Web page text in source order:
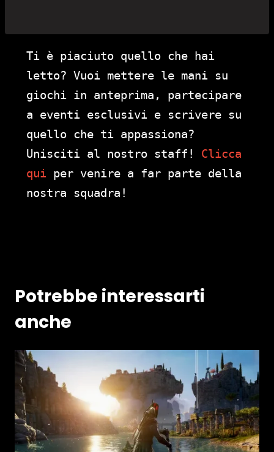
Ti è piaciuto quello che hai
letto? Vuoi mettere le mani su
giochi in anteprima, partecipare
a eventi esclusivi e scrivere su
quello che ti appassiona?
Unisciti al nostro staff! Clicca
qui per venire a far parte della
nostra squadra!
Potrebbe interessarti
anche